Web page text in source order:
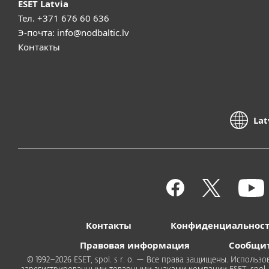
ESET Latvia
Тел. +371 676 60 636
Э-почта: info@nodbaltic.lv
Контакты
Контакты
Правовая информация
© 1992–2026 ESET, spol. s r. o. — Все права защищены.